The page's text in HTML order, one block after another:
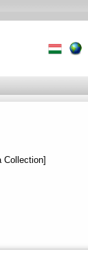
Collection]